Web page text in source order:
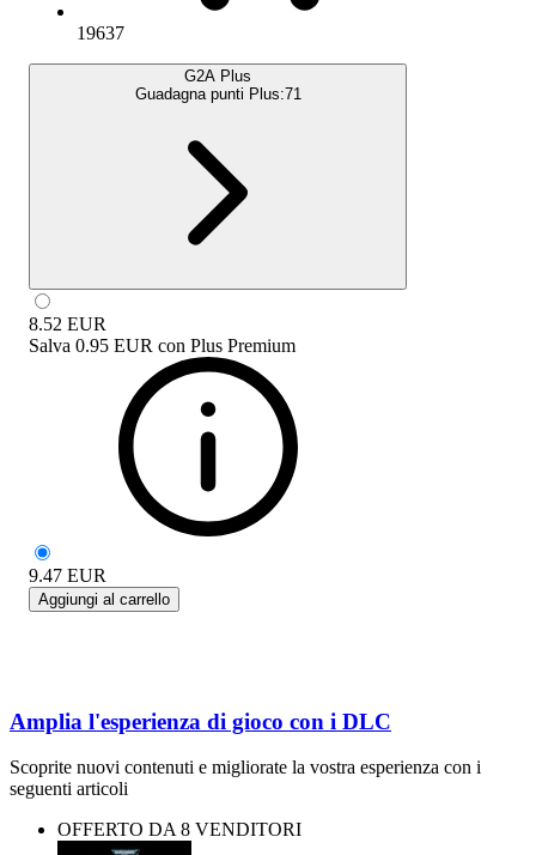
19637
G2A Plus
Guadagna punti Plus:71
8.52 EUR
Salva 0.95 EUR con Plus Premium
9.47 EUR
Aggiungi al carrello
Amplia l'esperienza di gioco con i DLC
Scoprite nuovi contenuti e migliorate la vostra esperienza con i
seguenti articoli
OFFERTO DA 8 VENDITORI